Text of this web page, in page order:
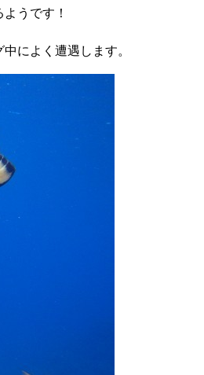
うです！
によく遭遇します。